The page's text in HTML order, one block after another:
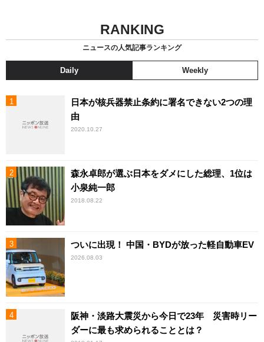
RANKING
ニュースの人気記事ランキング
Daily Weekly
日本が核兵器禁止条約に署名できない2つの理
由
2020.10.27
森永卓郎が選ぶ日本をダメにした総理、1位は
小泉純一郎
2018.08.22
ついに出現！ 中国・BYDが放った軽自動車EV
2026.08.03
阪神・淡路大震災から今日で23年 災害時リー
ダーに最も求められることとは？